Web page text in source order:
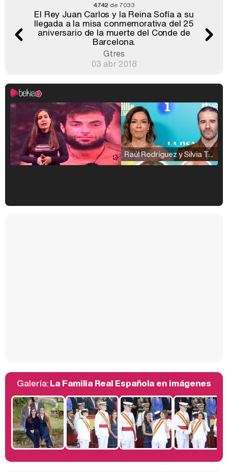
4742 de 7033
El Rey Juan Carlos y la Reina Sofía a su
llegada a la misa conmemorativa del 25
aniversario de la muerte del Conde de
Barcelona.
Gtres
03 abr 2018
Raúl Rodríguez y Silvia Taulés nos cuentan su papel en 'La familia de la tele'
Belén Esteban: "Estoy emocionada, muy contenta y muy feliz por llegar a RTVE"
Manu Baqueiro: "Tuve como referente a Bruce Willis en 'Luz de Luna' para mi trabajo en la serie 'Perdiendo el juicio'"
Galería:La Familia Real Española en imágenes